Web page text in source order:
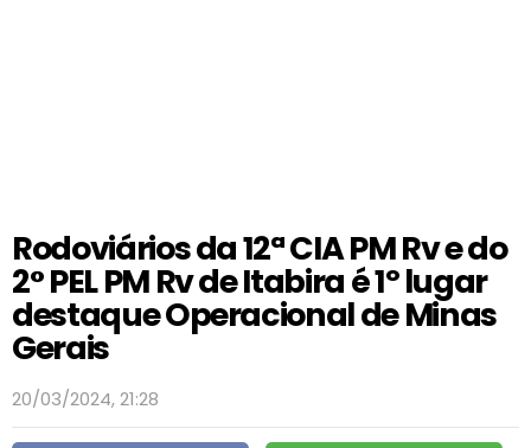
Rodoviários da 12ª CIA PM Rv e do
2° PEL PM Rv de Itabira é 1º lugar
destaque Operacional de Minas
Gerais
20/03/2024, 21:28